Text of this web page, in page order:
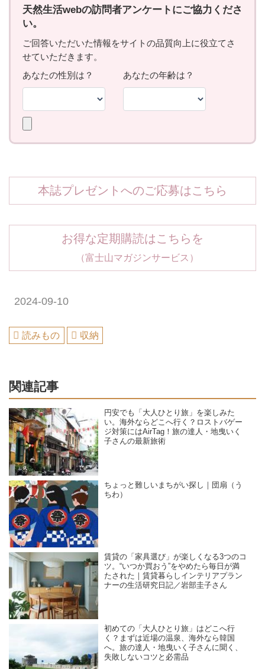
本誌プレゼントへのご応募はこちら
お得な定期購読はこちらを
（富士山マガジンサービス）
2024-09-10
読みもの 収納
関連記事
円安でも「大人ひとり旅」を楽しみた
い。海外ならどこへ行く？ロストバゲー
ジ対策にはAirTag！旅の達人・地曳いく
子さんの最新旅術
ちょっと難しいまちがい探し｜団扇（う
ちわ）
賃貸の「家具選び」が楽しくなる3つのコ
ツ。“いつか買おう”をやめたら毎日が満
たされた｜賃貸暮らしインテリアプラン
ナーの生活研究日記／岩部圭子さん
初めての「大人ひとり旅」はどこへ行
く？まずは近場の温泉、海外なら韓国
へ。旅の達人・地曳いく子さんに聞く、
失敗しないコツと必需品